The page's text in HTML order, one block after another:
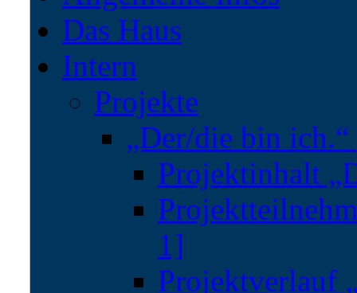
Das Haus
Intern
Projekte
„Der/die bin
Projektinhalt
1]
Projektverlauf